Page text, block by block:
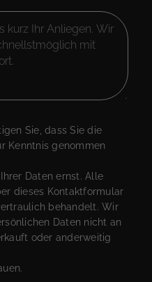
Sie, dass Sie die
Kenntnis genommen
Daten ernst. Alle
dieses Kontaktformular
behandelt. Wir
Daten nicht an
oder anderweitig